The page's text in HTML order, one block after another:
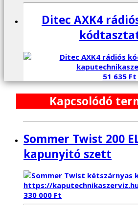
Ditec AXK4
51 635 Ft
Kapcsolódó
Sommer Twist 200
kapunyitó szett
330 000 Ft